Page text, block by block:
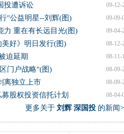
09-12-
投遭诉讼
09-09-
"公益明星--刘辉(图)
09-04-
力 重在有长远目光(图)
08-12-
好》明日发行(图)
08-11-
迫延期
08-09-
门户战略"(图)
08-09-
离独立上市
08-04-
股权投资信托计划
更多关于 刘辉 深国投的新闻